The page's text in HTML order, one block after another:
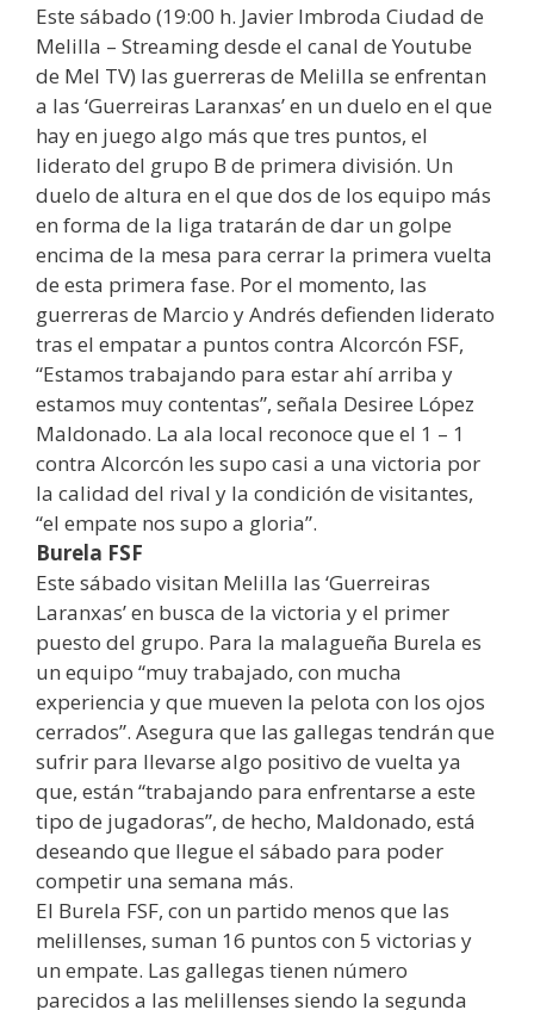
Este sábado (19:00 h. Javier Imbroda Ciudad de
Melilla – Streaming desde el canal de Youtube
de Mel TV) las guerreras de Melilla se enfrentan
a las ‘Guerreiras Laranxas’ en un duelo en el que
hay en juego algo más que tres puntos, el
liderato del grupo B de primera división. Un
duelo de altura en el que dos de los equipo más
en forma de la liga tratarán de dar un golpe
encima de la mesa para cerrar la primera vuelta
de esta primera fase. Por el momento, las
guerreras de Marcio y Andrés defienden liderato
tras el empatar a puntos contra Alcorcón FSF,
“Estamos trabajando para estar ahí arriba y
estamos muy contentas”, señala Desiree López
Maldonado. La ala local reconoce que el 1 – 1
contra Alcorcón les supo casi a una victoria por
la calidad del rival y la condición de visitantes,
“el empate nos supo a gloria”.
Burela FSF
Este sábado visitan Melilla las ‘Guerreiras
Laranxas’ en busca de la victoria y el primer
puesto del grupo. Para la malagueña Burela es
un equipo “muy trabajado, con mucha
experiencia y que mueven la pelota con los ojos
cerrados”. Asegura que las gallegas tendrán que
sufrir para llevarse algo positivo de vuelta ya
que, están “trabajando para enfrentarse a este
tipo de jugadoras”, de hecho, Maldonado, está
deseando que llegue el sábado para poder
competir una semana más.
El Burela FSF, con un partido menos que las
melillenses, suman 16 puntos con 5 victorias y
un empate. Las gallegas tienen número
parecidos a las melillenses siendo la segunda